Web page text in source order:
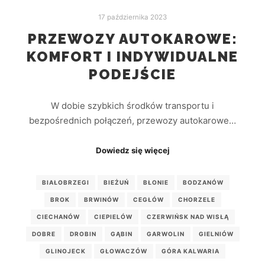
17 października 2023
PRZEWOZY AUTOKAROWE:
KOMFORT I INDYWIDUALNE
PODEJŚCIE
W dobie szybkich środków transportu i
bezpośrednich połączeń, przewozy autokarowe…
Dowiedz się więcej
BIAŁOBRZEGI BIEŻUŃ BŁONIE BODZANÓW
BROK BRWINÓW CEGŁÓW CHORZELE
CIECHANÓW CIEPIELÓW CZERWIŃSK NAD WISŁĄ
DOBRE DROBIN GĄBIN GARWOLIN GIELNIÓW
GLINOJECK GŁOWACZÓW GÓRA KALWARIA